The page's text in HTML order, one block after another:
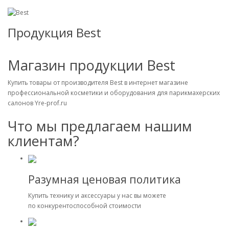
Продукция Best
Магазин продукции Best
Купить товары от производителя Best в интернет магазине
профессиональной косметики и оборудования для парикмахерских
салонов Yre-prof.ru
Что мы предлагаем нашим
клиентам?
Разумная ценовая политика
Купить технику и аксессуары у нас вы можете
по конкурентоспособной стоимости